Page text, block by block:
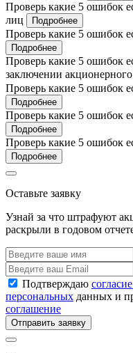
Проверь какие 5 ошибок
лиц
Подробнее
Проверь какие 5 ошибок
Подробнее
Проверь какие 5 ошибок
заключении
Проверь какие 5 ошибок
Подробнее
Проверь какие 5 ошибок
Подробнее
Проверь какие 5 ошибок
Подробнее
Оставьте заявку
Узнай за что штрафуют
раскрыли в годовом
Подтверждаю
персональных данных и
соглашение
Отправить заявку